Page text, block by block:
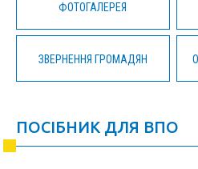
ФОТОГАЛЕРЕЯ
ЗВЕРНЕННЯ ГРОМАДЯН
ПОСІБНИК ДЛЯ ВПО